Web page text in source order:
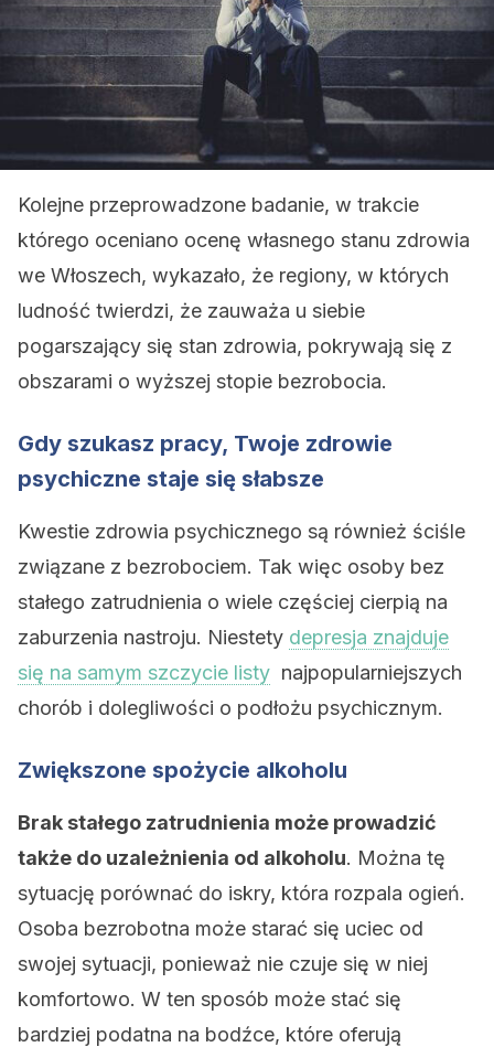
Kolejne przeprowadzone badanie, w trakcie
którego oceniano ocenę własnego stanu zdrowia
we Włoszech, wykazało, że regiony, w których
ludność twierdzi, że zauważa u siebie
pogarszający się stan zdrowia, pokrywają się z
obszarami o wyższej stopie bezrobocia.
Gdy szukasz pracy, Twoje zdrowie
psychiczne staje się słabsze
Kwestie zdrowia psychicznego są również ściśle
związane z bezrobociem. Tak więc osoby bez
stałego zatrudnienia o wiele częściej cierpią na
zaburzenia nastroju. Niestety depresja znajduje
się na samym szczycie listy najpopularniejszych
chorób i dolegliwości o podłożu psychicznym.
Zwiększone spożycie alkoholu
Brak stałego zatrudnienia może prowadzić
także do uzależnienia od alkoholu. Można tę
sytuację porównać do iskry, która rozpala ogień.
Osoba bezrobotna może starać się uciec od
swojej sytuacji, ponieważ nie czuje się w niej
komfortowo. W ten sposób może stać się
bardziej podatna na bodźce, które oferują